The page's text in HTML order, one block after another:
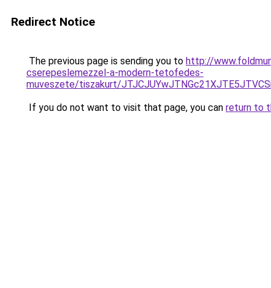
Redirect Notice
The previous page is sending you to http://
cserepeslemezzel-a-modern-tetofedes-
muveszete/tiszakurt/
If you do not want to visit that page, you can return to